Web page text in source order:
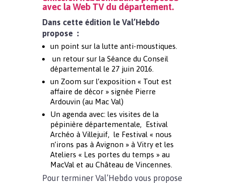
avec la Web TV du département.
Dans cette édition le Val’Hebdo
propose :
un point sur la lutte anti-moustiques.
un retour sur la Séance du Conseil
départemental le 27 juin 2016.
un Zoom sur l’exposition « Tout est
affaire de décor » signée Pierre
Ardouvin (au Mac Val)
Un agenda avec: les visites de la
pépinière départementale, Estival
Archéo à Villejuif, le Festival « nous
n’irons pas à Avignon » à Vitry et les
Ateliers « Les portes du temps » au
MacVal et au Château de Vincennes.
Pour terminer Val’Hebdo vous propose